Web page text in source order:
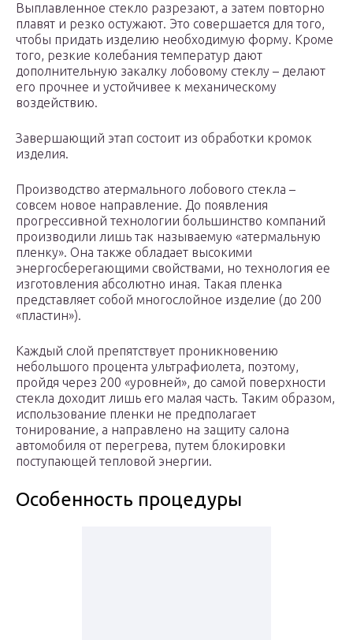
Выплавленное стекло разрезают, а затем повторно
плавят и резко остужают. Это совершается для того,
чтобы придать изделию необходимую форму. Кроме
того, резкие колебания температур дают
дополнительную закалку лобовому стеклу – делают
его прочнее и устойчивее к механическому
воздействию.
Завершающий этап состоит из обработки кромок
изделия.
Производство атермального лобового стекла –
совсем новое направление. До появления
прогрессивной технологии большинство компаний
производили лишь так называемую «атермальную
пленку». Она также обладает высокими
энергосберегающими свойствами, но технология ее
изготовления абсолютно иная. Такая пленка
представляет собой многослойное изделие (до 200
«пластин»).
Каждый слой препятствует проникновению
небольшого процента ультрафиолета, поэтому,
пройдя через 200 «уровней», до самой поверхности
стекла доходит лишь его малая часть. Таким образом,
использование пленки не предполагает
тонирование, а направлено на защиту салона
автомобиля от перегрева, путем блокировки
поступающей тепловой энергии.
Особенность процедуры